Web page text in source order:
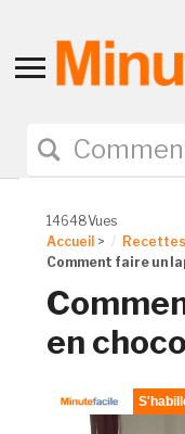
Toggle
navigation
14648Vues
Accueil > Recettes
Comment faire un
en